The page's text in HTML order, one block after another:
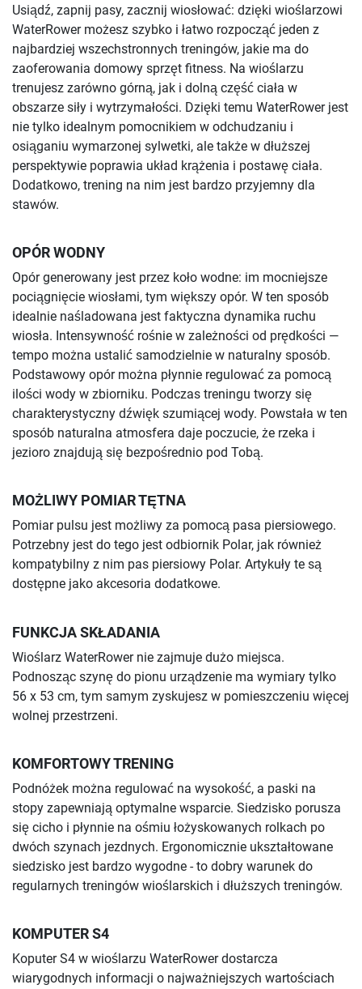
Usiądź, zapnij pasy, zacznij wiosłować: dzięki wioślarzowi
WaterRower możesz szybko i łatwo rozpocząć jeden z
najbardziej wszechstronnych treningów, jakie ma do
zaoferowania domowy sprzęt fitness. Na wioślarzu
trenujesz zarówno górną, jak i dolną część ciała w
obszarze siły i wytrzymałości. Dzięki temu WaterRower jest
nie tylko idealnym pomocnikiem w odchudzaniu i
osiąganiu wymarzonej sylwetki, ale także w dłuższej
perspektywie poprawia układ krążenia i postawę ciała.
Dodatkowo, trening na nim jest bardzo przyjemny dla
stawów.
OPÓR WODNY
Opór generowany jest przez koło wodne: im mocniejsze
pociągnięcie wiosłami, tym większy opór. W ten sposób
idealnie naśladowana jest faktyczna dynamika ruchu
wiosła. Intensywność rośnie w zależności od prędkości —
tempo można ustalić samodzielnie w naturalny sposób.
Podstawowy opór można płynnie regulować za pomocą
ilości wody w zbiorniku. Podczas treningu tworzy się
charakterystyczny dźwięk szumiącej wody. Powstała w ten
sposób naturalna atmosfera daje poczucie, że rzeka i
jezioro znajdują się bezpośrednio pod Tobą.
MOŻLIWY POMIAR TĘTNA
Pomiar pulsu jest możliwy za pomocą pasa piersiowego.
Potrzebny jest do tego jest odbiornik Polar, jak również
kompatybilny z nim pas piersiowy Polar. Artykuły te są
dostępne jako akcesoria dodatkowe.
FUNKCJA SKŁADANIA
Wioślarz WaterRower nie zajmuje dużo miejsca.
Podnosząc szynę do pionu urządzenie ma wymiary tylko
56 x 53 cm, tym samym zyskujesz w pomieszczeniu więcej
wolnej przestrzeni.
KOMFORTOWY TRENING
Podnóżek można regulować na wysokość, a paski na
stopy zapewniają optymalne wsparcie. Siedzisko porusza
się cicho i płynnie na ośmiu łożyskowanych rolkach po
dwóch szynach jezdnych. Ergonomicznie ukształtowane
siedzisko jest bardzo wygodne - to dobry warunek do
regularnych treningów wioślarskich i dłuższych treningów.
KOMPUTER S4
Koputer S4 w wioślarzu WaterRower dostarcza
wiarygodnych informacji o najważniejszych wartościach